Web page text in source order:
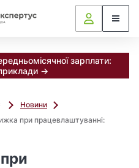
зарплати:
→
Новини
при працевлаштуванні: